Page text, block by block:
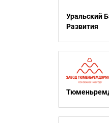
Уральский
Развития